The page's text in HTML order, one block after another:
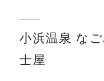
小浜温泉 な
士屋